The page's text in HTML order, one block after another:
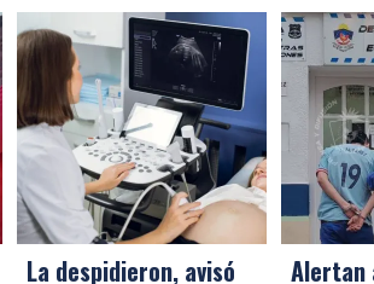
La despidieron, avisó Alertan